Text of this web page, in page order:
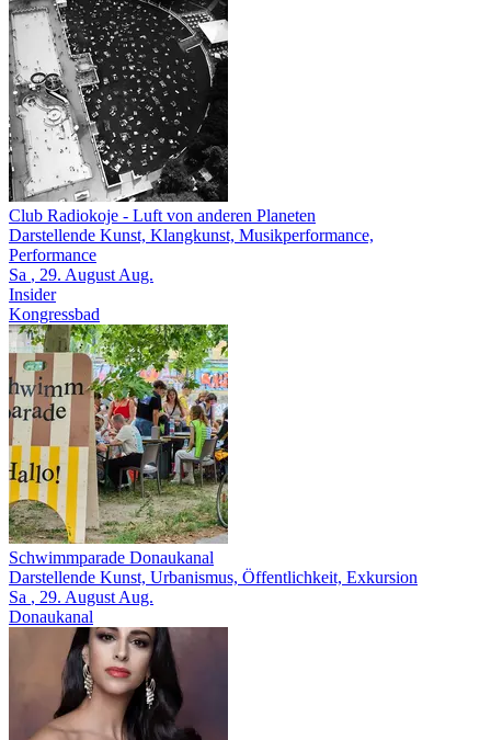
Club Radiokoje - Luft von anderen Planeten
Darstellende Kunst, Klangkunst, Musikperformance,
Performance
Sa , 29. August Aug.
Insider
Kongressbad
Schwimmparade Donaukanal
Darstellende Kunst, Urbanismus, Öffentlichkeit, Exkursion
Sa , 29. August Aug.
Donaukanal